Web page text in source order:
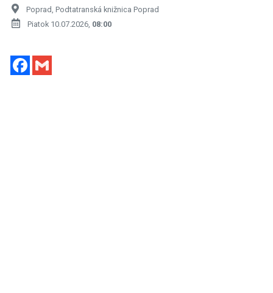
Poprad, Podtatranská knižnica Poprad
Piatok 10.07.2026, 08:00
Facebook